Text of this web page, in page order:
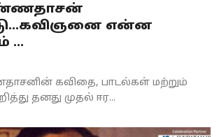
என்ன
...
கவிதை, பாடல்கள் மற்றும்
தனது முதல் ஈர...